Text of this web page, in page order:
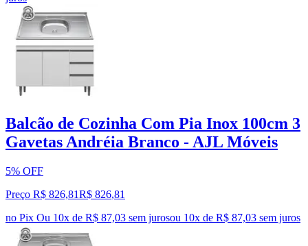
Balcão de Cozinha Com Pia Inox 100cm 3
Gavetas Andréia Branco - AJL Móveis
5% OFF
Preço R$ 826,81R$ 826,81
no Pix Ou 10x de R$ 87,03 sem jurosou 10x de R$ 87,03 sem juros